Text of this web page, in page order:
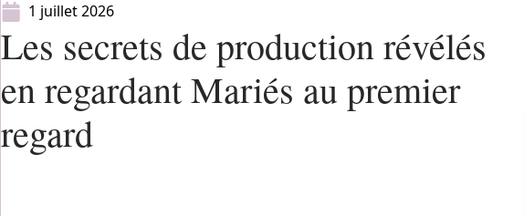
1 juillet 2026
Les secrets de production révélés
en regardant Mariés au premier
regard